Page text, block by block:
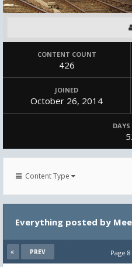
CONTENT COUNT
426
JOINED
October 26, 2014
Content Type
Everything posted by
PREV Page